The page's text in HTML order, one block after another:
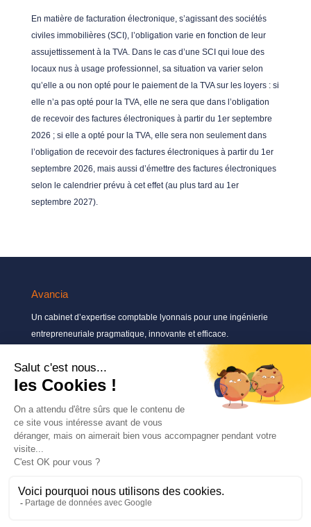
En matière de facturation électronique, s’agissant des sociétés
civiles immobilières (SCI), l’obligation varie en fonction de leur
assujettissement à la TVA. Dans le cas d’une SCI qui loue des
locaux nus à usage professionnel, sa situation va varier selon
qu’elle a ou non opté pour le paiement de la TVA sur les loyers : si
elle n’a pas opté pour la TVA, elle ne sera que dans l’obligation
de recevoir des factures électroniques à partir du 1er septembre
2026 ; si elle a opté pour la TVA, elle sera non seulement dans
l’obligation de recevoir des factures électroniques à partir du 1er
septembre 2026, mais aussi d’émettre des factures électroniques
selon le calendrier prévu à cet effet (au plus tard au 1er
septembre 2027).
Avancia
Un cabinet d’expertise comptable lyonnais pour une ingénierie
entrepreneuriale pragmatique, innovante et efficace.
Contactez-nous
30, rue Pré Gaudry, 69007 Lyon
contact@avancia.fr